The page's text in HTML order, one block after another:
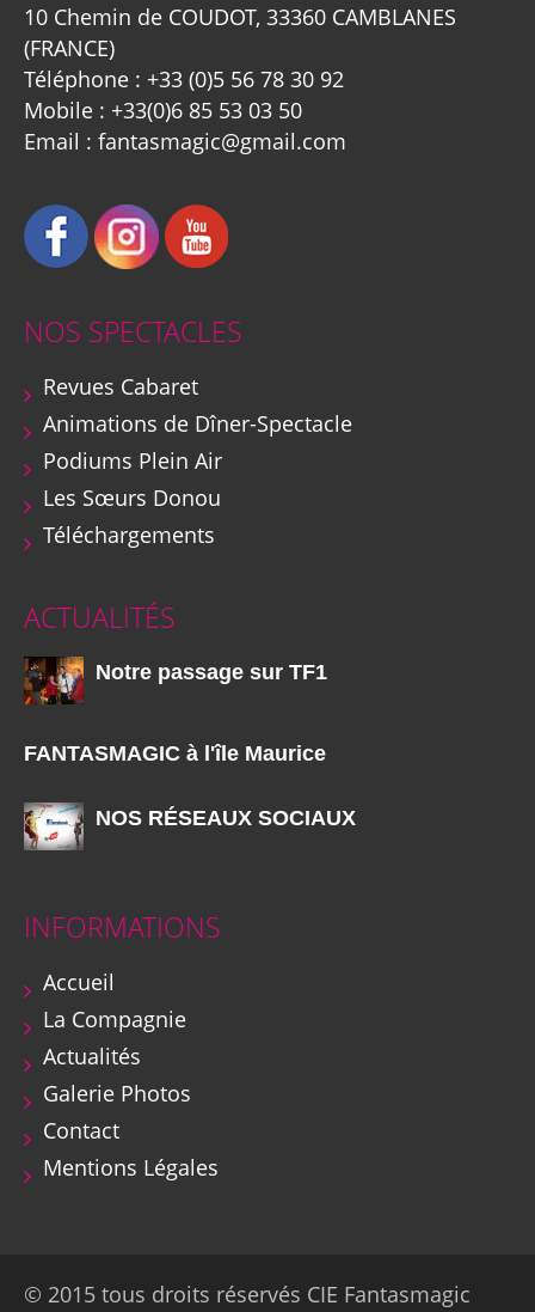
10 Chemin de COUDOT, 33360 CAMBLANES
(FRANCE)
Téléphone : +33 (0)5 56 78 30 92
Mobile : +33(0)6 85 53 03 50
Email : fantasmagic@gmail.com
NOS SPECTACLES
Revues Cabaret
Animations de Dîner-Spectacle
Podiums Plein Air
Les Sœurs Donou
Téléchargements
ACTUALITÉS
Notre passage sur TF1
FANTASMAGIC à l'île Maurice
NOS RÉSEAUX SOCIAUX
INFORMATIONS
Accueil
La Compagnie
Actualités
Galerie Photos
Contact
Mentions Légales
© 2015 tous droits réservés CIE Fantasmagic